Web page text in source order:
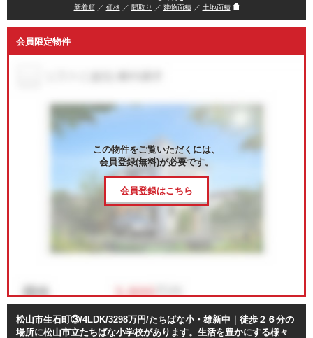
新着順／ 価格／ 間取り ／ 建物面積／ 土地面積
会員限定物件
この物件をご覧いただくには、
会員登録(無料)が必要です。
会員登録はこちら
松山市生石町③/4LDK/3298万円/たちばな小・雄新中｜徒歩２６分の
場所に松山市立たちばな小学校があります。生活を豊かにする様々